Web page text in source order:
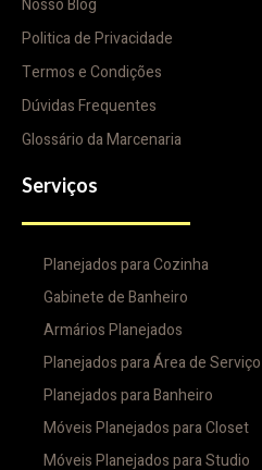
Nosso Blog
Politica de Privacidade
Termos e Condições
Dúvidas Frequentes
Glossário da Marcenaria
Serviços
Planejados para Cozinha
Gabinete de Banheiro
Armários Planejados
Planejados para Área de Serviço
Planejados para Banheiro
Móveis Planejados para Closet
Móveis Planejados para Studio